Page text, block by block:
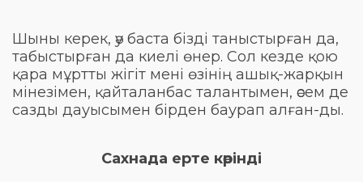
Шыны керек, әу баста бізді таныстырған да,
табыстырған да киелі өнер. Сол кезде қою
қара мұртты жігіт мені өзінің ашық-жарқын
мінезімен, қайталанбас талантымен, әсем де
сазды дауысымен бірден баурап алған-ды.
Сахнада ерте көрінді